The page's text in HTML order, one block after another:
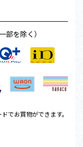
を除く）
でお買物ができます。